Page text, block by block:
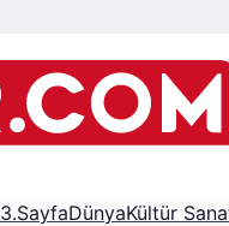
3.SayfaDünyaKültür